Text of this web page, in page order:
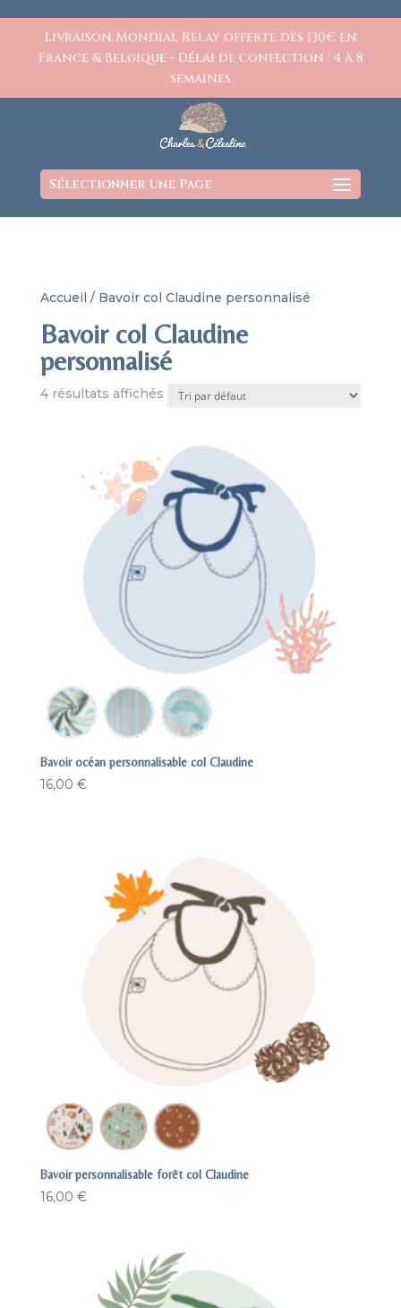
Livraison Mondial Relay offerte dès 130€ en
France & Belgique - Délai de confection : 4 à 8
semaines
Sélectionner Une Page
Accueil / Bavoir col Claudine personnalisé
Bavoir col Claudine
personnalisé
4 résultats affichés
Bavoir océan personnalisable col Claudine
16,00 €
Bavoir personnalisable forêt col Claudine
16,00 €